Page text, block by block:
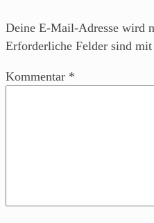
Deine E-Mail-Adresse wird
Erforderliche Felder sind mit
Kommentar *